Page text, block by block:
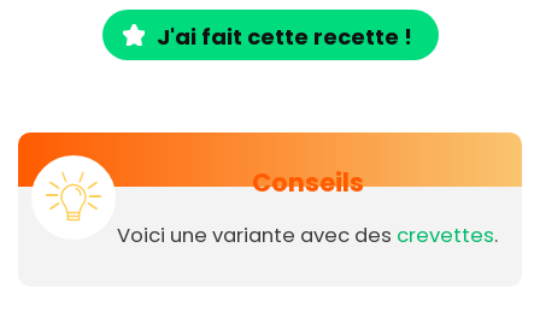
J'ai fait cette recette !
Conseils
Voici une variante avec des crevettes.